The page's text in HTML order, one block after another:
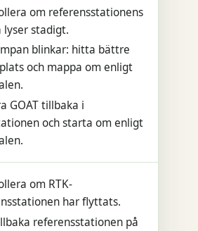
om referensstationens
lyser stadigt.
blinkar: hitta bättre
och mappa om enligt
GOAT tillbaka i
och starta om enligt
om RTK-
har flyttats.
referensstationen på